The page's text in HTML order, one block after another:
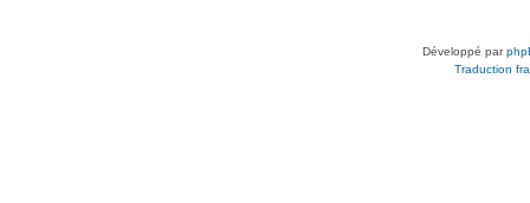
Développé par
Traduction